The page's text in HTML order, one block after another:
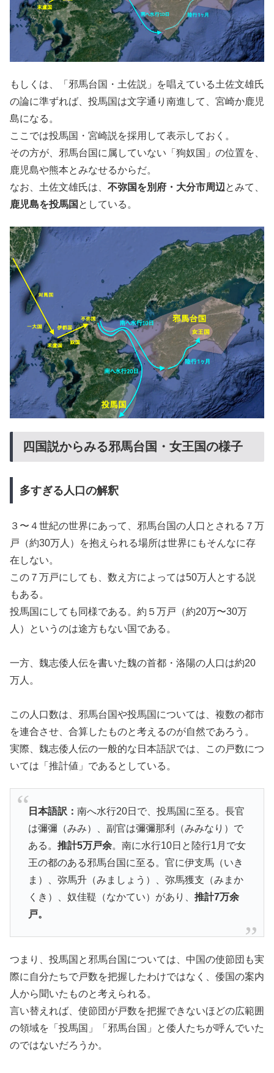
もしくは、「邪馬台国・土佐説」を唱えている土佐文雄氏
の論に準ずれば、投馬国は文字通り南進して、宮崎か鹿児
島になる。
ここでは投馬国・宮崎説を採用して表示しておく。
その方が、邪馬台国に属していない「狗奴国」の位置を、
鹿児島や熊本とみなせるからだ。
なお、土佐文雄氏は、 不弥国を別府・大分市周辺とみて、
鹿児島を投馬国 としている。
四国説からみる邪馬台国・女王国の様子
多すぎる人口の解釈
３〜４世紀の世界にあって、邪馬台国の人口とされる７万
戸（約30万人）を抱えられる場所は世界にもそんなに存
在しない。
この７万戸にしても、数え方によっては50万人とする説
もある。
投馬国にしても同様である。約５万戸（約20万〜30万
人）というのは途方もない国である。
一方、魏志倭人伝を書いた魏の首都・洛陽の人口は約20
万人。
この人口数は、邪馬台国や投馬国については、複数の都市
を連合させ、合算したものと考えるのが自然であろう。
実際、魏志倭人伝の一般的な日本語訳では、この戸数につ
いては「推計値」であるとしている。
日本語訳： 南へ水行20日で、投馬国に至る。長官
は彌彌（みみ）、副官は彌彌那利（みみなり）で
ある。 推計5万戸余。南に水行10日と陸行1月で女
王の都のある邪馬台国に至る。官に伊支馬（いき
ま）、弥馬升（みましょう）、弥馬獲支（みまか
くき）、奴佳鞮（なかてい）があり、 推計7万余
戸。
つまり、投馬国と邪馬台国については、中国の使節団も実
際に自分たちで戸数を把握したわけではなく、倭国の案内
人から聞いたものと考えられる。
言い替えれば、使節団が戸数を把握できないほどの広範囲
の領域を「投馬国」「邪馬台国」と倭人たちが呼んでいた
のではないだろうか。